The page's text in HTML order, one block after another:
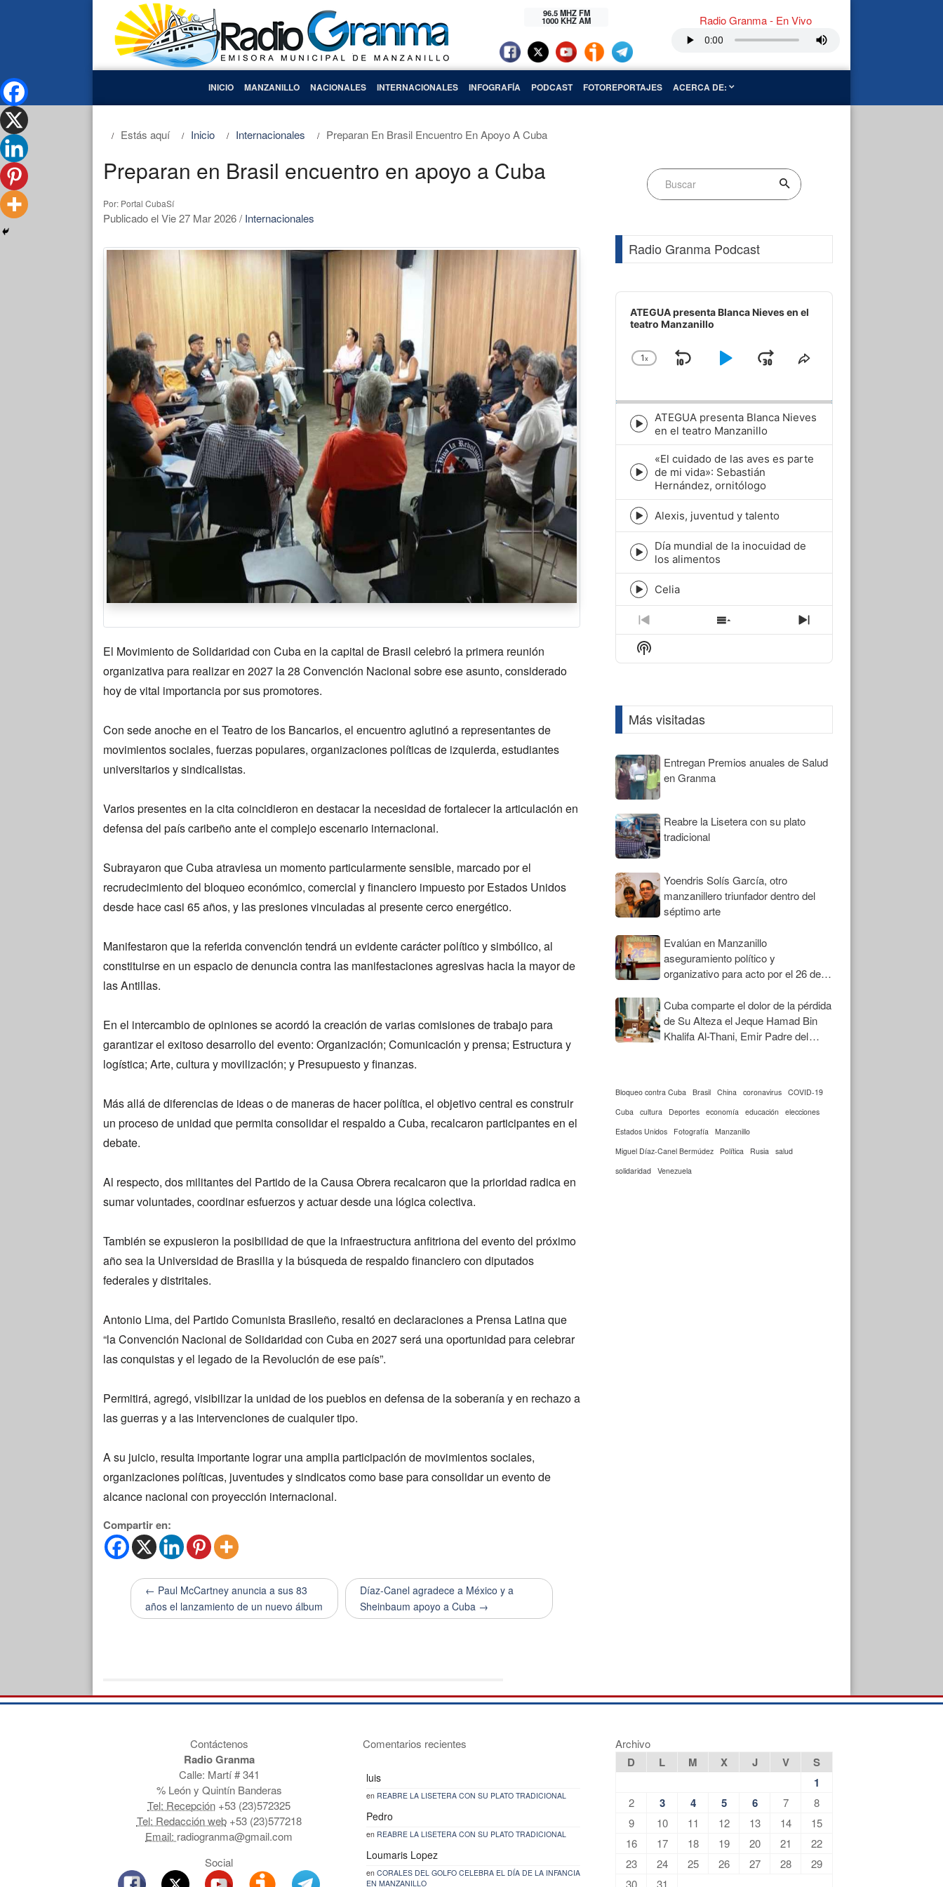
96.5 MHZ FM
1000 KHZ AM Radio Granma - En Vivo
INICIO MANZANILLO NACIONALES INTERNACIONALES INFOGRAFÍA PODCAST FOTOREPORTAJES ACERCA DE:
Estás aquí Inicio Internacionales Preparan En Brasil Encuentro En Apoyo A Cuba
Preparan en Brasil encuentro en apoyo a Cuba
Por: Portal CubaSí
Publicado el Vie 27 Mar 2026/ Internacionales
El Movimiento de Solidaridad con Cuba en la capital de Brasil celebró la primera reunión
organizativa para realizar en 2027 la 28 Convención Nacional sobre ese asunto, considerado
hoy de vital importancia por sus promotores.
Con sede anoche en el Teatro de los Bancarios, el encuentro aglutinó a representantes de
movimientos sociales, fuerzas populares, organizaciones políticas de izquierda, estudiantes
universitarios y sindicalistas.
Varios presentes en la cita coincidieron en destacar la necesidad de fortalecer la articulación en
defensa del país caribeño ante el complejo escenario internacional.
Subrayaron que Cuba atraviesa un momento particularmente sensible, marcado por el
recrudecimiento del bloqueo económico, comercial y financiero impuesto por Estados Unidos
desde hace casi 65 años, y las presiones vinculadas al presente cerco energético.
Manifestaron que la referida convención tendrá un evidente carácter político y simbólico, al
constituirse en un espacio de denuncia contra las manifestaciones agresivas hacia la mayor de
las Antillas.
En el intercambio de opiniones se acordó la creación de varias comisiones de trabajo para
garantizar el exitoso desarrollo del evento: Organización; Comunicación y prensa; Estructura y
logística; Arte, cultura y movilización; y Presupuesto y finanzas.
Más allá de diferencias de ideas o de maneras de hacer política, el objetivo central es construir
un proceso de unidad que permita consolidar el respaldo a Cuba, recalcaron participantes en el
debate.
Al respecto, dos militantes del Partido de la Causa Obrera recalcaron que la prioridad radica en
sumar voluntades, coordinar esfuerzos y actuar desde una lógica colectiva.
También se expusieron la posibilidad de que la infraestructura anfitriona del evento del próximo
año sea la Universidad de Brasilia y la búsqueda de respaldo financiero con diputados
federales y distritales.
Antonio Lima, del Partido Comunista Brasileño, resaltó en declaraciones a Prensa Latina que
“la Convención Nacional de Solidaridad con Cuba en 2027 será una oportunidad para celebrar
las conquistas y el legado de la Revolución de ese país”.
Permitirá, agregó, visibilizar la unidad de los pueblos en defensa de la soberanía y en rechazo a
las guerras y a las intervenciones de cualquier tipo.
A su juicio, resulta importante lograr una amplia participación de movimientos sociales,
organizaciones políticas, juventudes y sindicatos como base para consolidar un evento de
alcance nacional con proyección internacional.
Compartir en:
← Paul McCartney anuncia a sus 83
años el lanzamiento de un nuevo álbum
Díaz-Canel agradece a México y a
Sheinbaum apoyo a Cuba →
Radio Granma Podcast
Audio
Player
ATEGUA presenta Blanca Nieves en el
teatro Manzanillo
Change
1x
SkipPlayJumpShare
Episode
play
icon
ATEGUA presenta Blanca Nieves
en el teatro Manzanillo
Episode
play
icon
«El cuidado de las aves es parte
de mi vida»: Sebastián
Hernández, ornitólogo
Episode
play
icon
Alexis, juventud y talento
Episode
play
icon
Día mundial de la inocuidad de
los alimentos
Episode
play
icon
Celia
Previous
Episode
Show
Episodes
Next
Episode
Show
Podcast
Más visitadas
Entregan Premios anuales de Salud
en Granma
Reabre la Lisetera con su plato
tradicional
Yoendris Solís García, otro
manzanillero triunfador dentro del
séptimo arte
Evalúan en Manzanillo
aseguramiento político y
organizativo para acto por el 26 de
Cuba comparte el dolor de la pérdida
de Su Alteza el Jeque Hamad Bin
Khalifa Al-Thani, Emir Padre del
Bloqueo contra Cuba Brasil China coronavirus COVID-19
Cuba
cultura Deportes economía educación elecciones
Estados Unidos
Fotografía
Manzanillo
Miguel Díaz-Canel Bermúdez
Política Rusia
salud
solidaridad Venezuela
Contáctenos
Radio Granma
Calle: Martí # 341
% León y Quintín Banderas
Tel: Recepción +53 (23)572325
Tel: Redacción web+53 (23)577218
Email: radiogranma@gmail.com
Social
Comentarios recientes
luis
en REABRE LA LISETERA CON SU PLATO TRADICIONAL
Pedro
en REABRE LA LISETERA CON SU PLATO TRADICIONAL
Loumaris Lopez
en CORALES DEL GOLFO CELEBRA EL DÍA DE LA INFANCIA
EN MANZANILLO
Archivo
D L M X J V
S
1
2 3 4 5 6 7
8
9
10 11 12 13 14
15
16
17 18 19 20 21
22
23
24 25 26 27 28
29